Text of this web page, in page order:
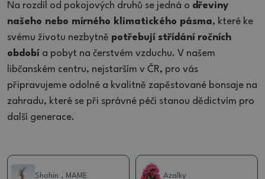
Na rozdíl od pokojových druhů se jedná o dřeviny
našeho nebo mírného klimatického pásma, které ke
svému životu nezbytně potřebují střídání ročních
období a pobyt na čerstvém vzduchu. V našem
libčanském centru, nejstarším v ČR, pro vás
připravujeme odolné a kvalitně zapěstované bonsaje na
zahradu, které se při správné péči stanou dědictvím pro
další generace.
Shohin , MAME Azalky